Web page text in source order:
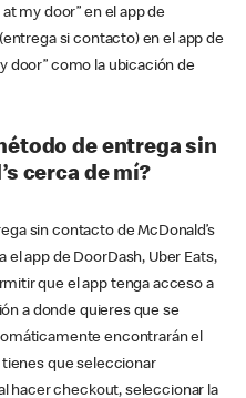
my door” en el app de
si contacto) en el app de
door” como la ubicación de
de entrega sin
cerca de mí?
sin contacto de McDonald’s
app de DoorDash, Uber Eats,
que el app tenga acceso a
a donde quieres que se
encontrarán el
tienes que seleccionar
hacer checkout, seleccionar la